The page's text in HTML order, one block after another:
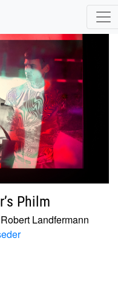
[700, 700]).url
Philm
Robert Landfermann